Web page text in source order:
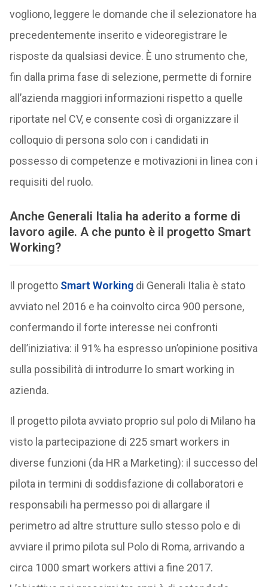
vogliono, leggere le domande che il selezionatore ha
precedentemente inserito e videoregistrare le
risposte da qualsiasi device. È uno strumento che,
fin dalla prima fase di selezione, permette di fornire
all’azienda maggiori informazioni rispetto a quelle
riportate nel CV, e consente così di organizzare il
colloquio di persona solo con i candidati in
possesso di competenze e motivazioni in linea con i
requisiti del ruolo.
Anche Generali Italia ha aderito a forme di
lavoro agile. A che punto è il progetto Smart
Working?
Il progetto Smart Working di Generali Italia è stato
avviato nel 2016 e ha coinvolto circa 900 persone,
confermando il forte interesse nei confronti
dell’iniziativa: il 91% ha espresso un’opinione positiva
sulla possibilità di introdurre lo smart working in
azienda.
Il progetto pilota avviato proprio sul polo di Milano ha
visto la partecipazione di 225 smart workers in
diverse funzioni (da HR a Marketing): il successo del
pilota in termini di soddisfazione di collaboratori e
responsabili ha permesso poi di allargare il
perimetro ad altre strutture sullo stesso polo e di
avviare il primo pilota sul Polo di Roma, arrivando a
circa 1000 smart workers attivi a fine 2017.